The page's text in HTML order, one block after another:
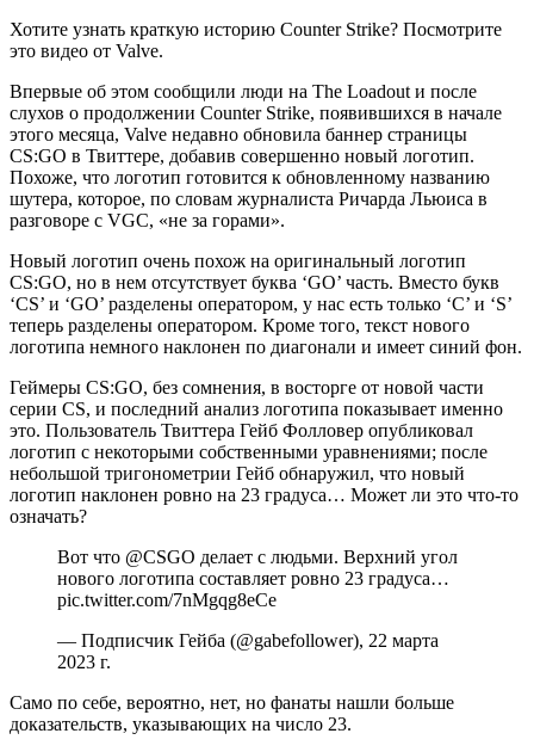
Хотите узнать краткую историю Counter Strike? Посмотрите
это видео от Valve.
Впервые об этом сообщили люди на The Loadout и после
слухов о продолжении Counter Strike, появившихся в начале
этого месяца, Valve недавно обновила баннер страницы
CS:GO в Твиттере, добавив совершенно новый логотип.
Похоже, что логотип готовится к обновленному названию
шутера, которое, по словам журналиста Ричарда Льюиса в
разговоре с VGC, «не за горами».
Новый логотип очень похож на оригинальный логотип
CS:GO, но в нем отсутствует буква ‘GO’ часть. Вместо букв
‘CS’ и ‘GO’ разделены оператором, у нас есть только ‘C’ и ‘S’
теперь разделены оператором. Кроме того, текст нового
логотипа немного наклонен по диагонали и имеет синий фон.
Геймеры CS:GO, без сомнения, в восторге от новой части
серии CS, и последний анализ логотипа показывает именно
это. Пользователь Твиттера Гейб Фолловер опубликовал
логотип с некоторыми собственными уравнениями; после
небольшой тригонометрии Гейб обнаружил, что новый
логотип наклонен ровно на 23 градуса… Может ли это что-то
означать?
Вот что @CSGO делает с людьми. Верхний угол
нового логотипа составляет ровно 23 градуса…
pic.twitter.com/7nMgqg8eCe
— ‎Подписчик Гейба (@gabefollower), 22 марта
2023 г.
Само по себе, вероятно, нет, но фанаты нашли больше
доказательств, указывающих на число 23.